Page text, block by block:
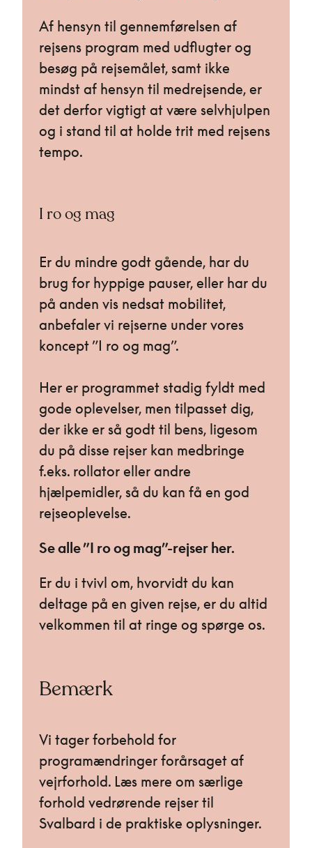
Af hensyn til gennemførelsen af
rejsens program med udflugter og
besøg på rejsemålet, samt ikke
mindst af hensyn til medrejsende, er
det derfor vigtigt at være selvhjulpen
og i stand til at holde trit med rejsens
tempo.
I ro og mag
Er du mindre godt gående, har du
brug for hyppige pauser, eller har du
på anden vis nedsat mobilitet,
anbefaler vi rejserne under vores
koncept ”I ro og mag”.
Her er programmet stadig fyldt med
gode oplevelser, men tilpasset dig,
der ikke er så godt til bens, ligesom
du på disse rejser kan medbringe
f.eks. rollator eller andre
hjælpemidler, så du kan få en god
rejseoplevelse.
Se alle ”I ro og mag”-rejser her.
Er du i tvivl om, hvorvidt du kan
deltage på en given rejse, er du altid
velkommen til at ringe og spørge os.
Bemærk
Vi tager forbehold for
programændringer forårsaget af
vejrforhold. Læs mere om særlige
forhold vedrørende rejser til
Svalbard i de praktiske oplysninger.